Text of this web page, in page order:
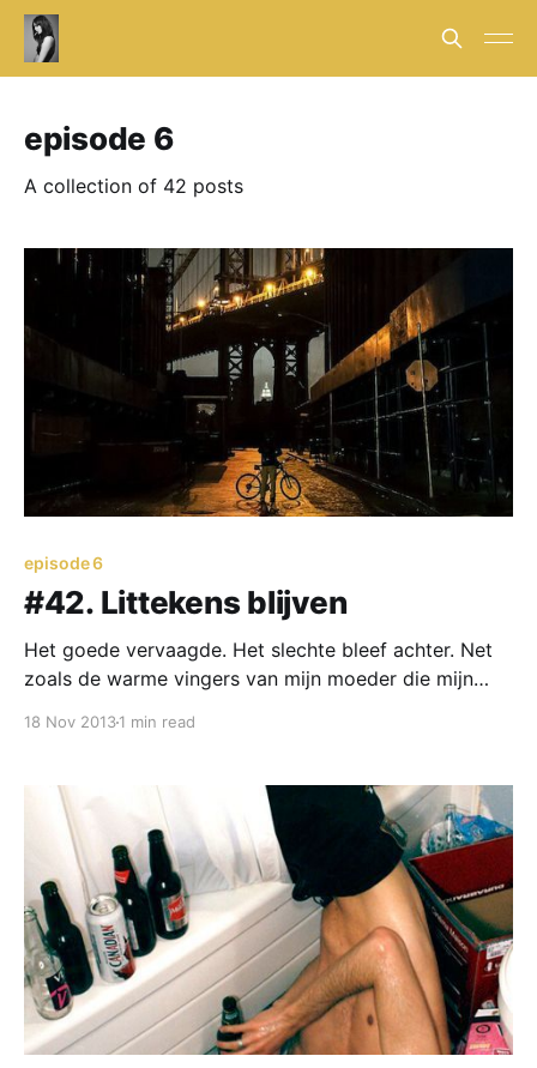
episode 6
A collection of 42 posts
episode 6
#42. Littekens blijven
Het goede vervaagde. Het slechte bleef achter. Net
zoals de warme vingers van mijn moeder die mijn
18 Nov 20131 min read